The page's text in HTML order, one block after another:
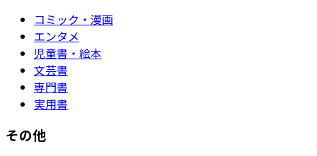
コミック・漫画
エンタメ
児童書・絵本
文芸書
専門書
実用書
その他